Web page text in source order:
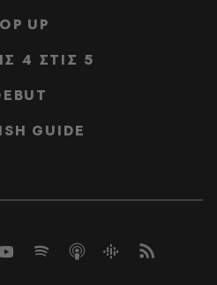
UP
4 ΣΤΙΣ 5
GUIDE